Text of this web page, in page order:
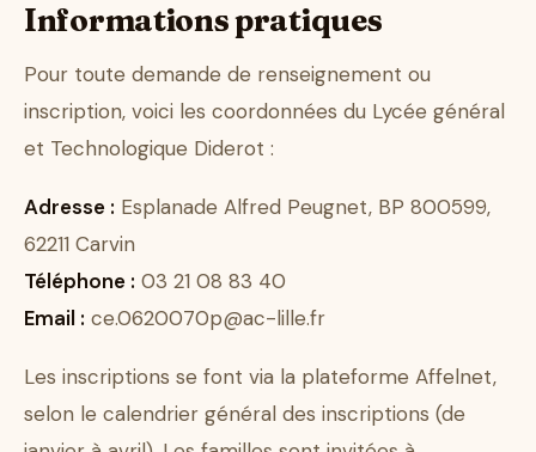
Informations pratiques
Pour toute demande de renseignement ou
inscription, voici les coordonnées du Lycée général
et Technologique Diderot :
Adresse : Esplanade Alfred Peugnet, BP 800599,
62211 Carvin
Téléphone : 03 21 08 83 40
Email : ce.0620070p@ac-lille.fr
Les inscriptions se font via la plateforme Affelnet,
selon le calendrier général des inscriptions (de